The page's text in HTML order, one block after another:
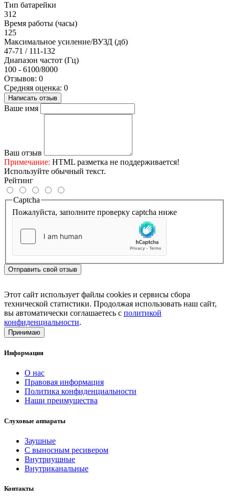
Тип батарейки
312
Время работы (часы)
125
Максимальное усиление/ВУЗД (дб)
47-71 / 111-132
Диапазон частот (Гц)
100 - 6100/8000
Отзывов: 0
Средняя оценка: 0
Написать отзыв
Ваше имя
Ваш отзыв
Примечание: HTML разметка не поддерживается!
Используйте обычный текст.
Рейтинг
Captcha
Пожалуйста, заполните проверку captcha ниже
Отправить свой отзыв
Этот сайт использует файлы cookies и сервисы сбора
технической статистики. Продолжая использовать наш сайт,
вы автоматически соглашаетесь с политикой
конфиденциальности.
Принимаю
Информация
О нас
Правовая информация
Политика конфиденциальности
Наши преимущества
Слуховые аппараты
Заушные
С выносным ресивером
Внутриушные
Внутриканальные
Контакты